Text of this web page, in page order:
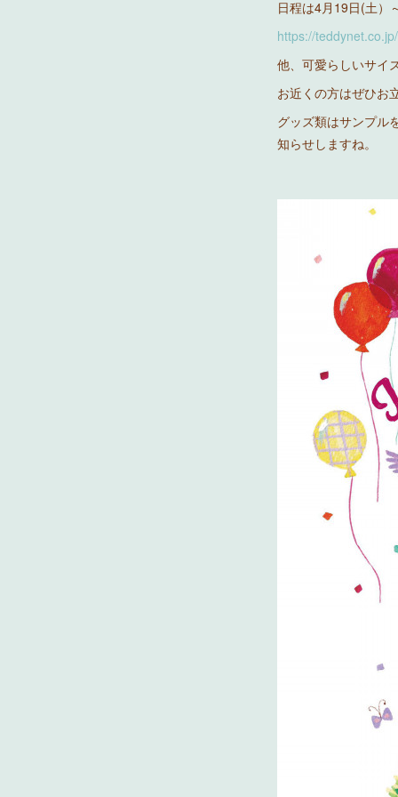
日程は4月19日(土）
https://
他、可愛らしいサイ
お近くの方はぜひお
グッズ類はサンプル
知らせしますね。